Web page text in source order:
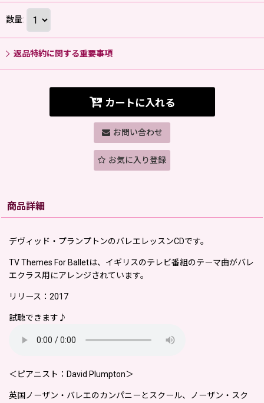
数量:
返品特約に関する重要事項
カートに入れる
お問い合わせ
お気に入り登録
商品詳細
デヴィッド・プランプトンのバレエレッスンCDです。
TV Themes For Balletは、イギリスのテレビ番組のテーマ曲がバレ
エクラス用にアレンジされています。
リリース：2017
試聴できます♪
＜ピアニスト：David Plumpton＞
英国ノーザン・バレエのカンパニーとスクール、ノーザン・スク